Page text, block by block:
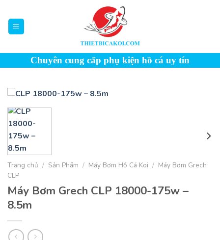
content
Chuyên cung cấp phụ kiện hồ cá uy tín
Trang chủ / Sản Phẩm / Máy Bơm Hồ Cá Koi / Máy Bơm Grech
CLP
Máy Bơm Grech CLP 18000-175w –
8.5m